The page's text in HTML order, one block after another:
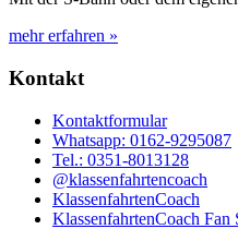
mehr erfahren »
Kontakt
Kontaktformular
Whatsapp: 0162-9295087
Tel.: 0351-8013128
@klassenfahrtencoach
KlassenfahrtenCoach
KlassenfahrtenCoach Fan